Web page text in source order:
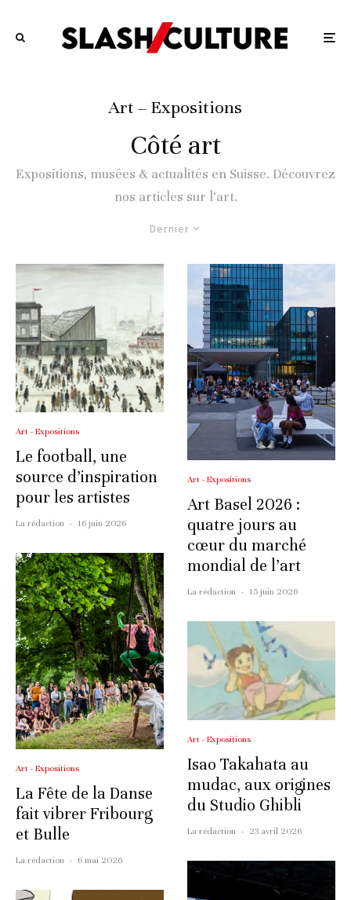
Art – Expositions
Côté art
Expositions, musées & actualités en Suisse. Découvrez
nos articles sur l’art.
Dernier
Art - Expositions
Le football, une
source d’inspiration
pour les artistes
La rédaction · 16 juin 2026
Art - Expositions
La Fête de la Danse
fait vibrer Fribourg
et Bulle
La rédaction · 6 mai 2026
Art - Expositions
Art Basel 2026 :
quatre jours au
cœur du marché
mondial de l’art
La rédaction · 15 juin 2026
Art - Expositions
Isao Takahata au
mudac, aux origines
du Studio Ghibli
La rédaction · 23 avril 2026